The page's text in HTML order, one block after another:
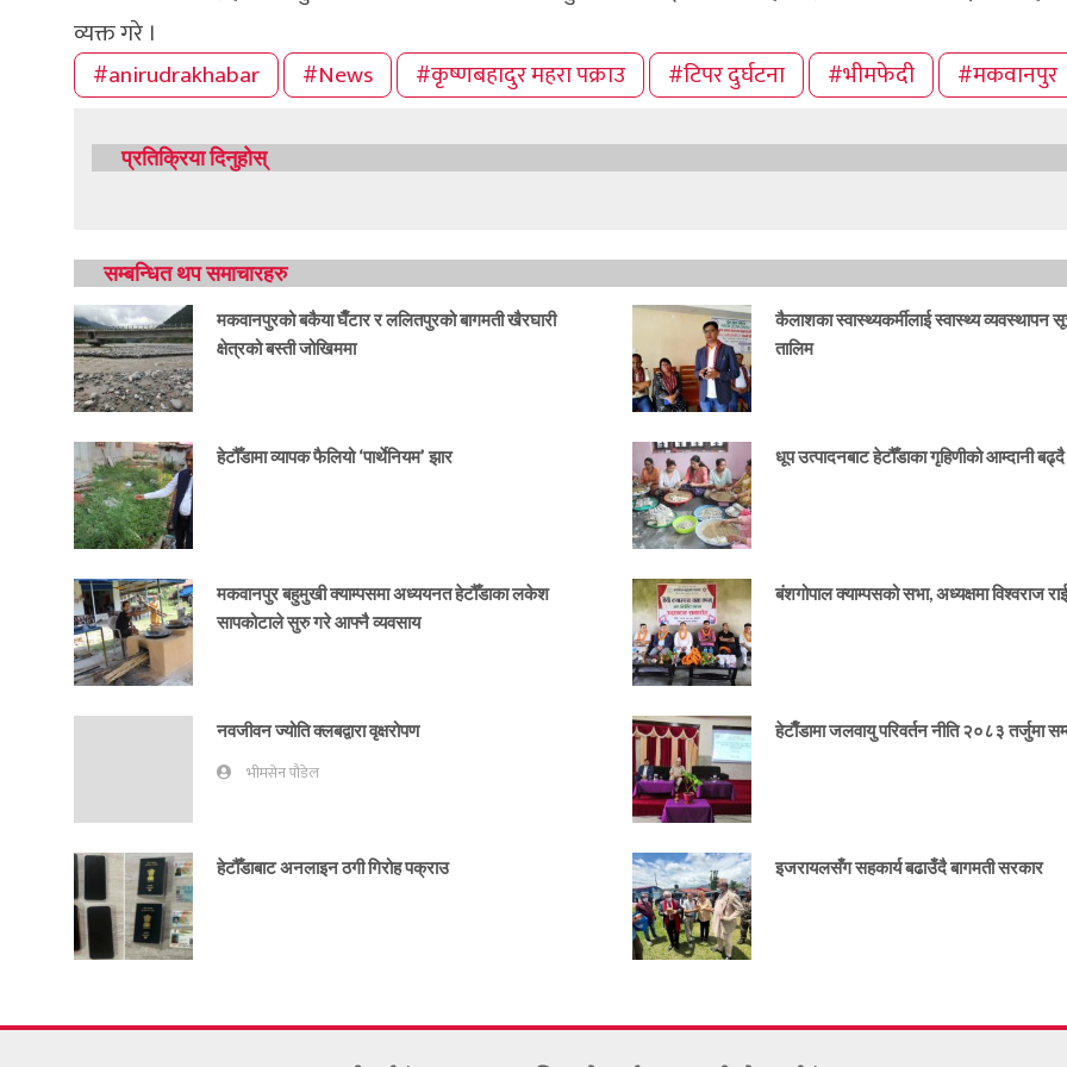
व्यक्त गरे ।
#anirudrakhabar
#News #कृष्णबहादुर महरा पक्राउ #टिपर दुर्घटना #भीमफेदी #मकवानपुर
प्रतिक्रिया दिनुहोस्
सम्बन्धित थप समाचारहरु
मकवानपुरको बकैया घैँटार र ललितपुरको बागमती खैरघारी
क्षेत्रको बस्ती जोखिममा
कैलाशका स्वास्थ्यकर्मीलाई स्वास्थ्य व्यवस्थापन
तालिम
हेटौँडामा व्यापक फैलियो ‘पार्थेनियम’ झार धूप उत्पादनबाट हेटौँडाका गृहिणीको आम्दानी बढ्दै
मकवानपुर बहुमुखी क्याम्पसमा अध्ययनत हेटौँडाका लकेश
सापकोटाले सुरु गरे आफ्नै व्यवसाय
बंशगोपाल क्याम्पसको सभा, अध्यक्षमा विश्वराज
नवजीवन ज्योति क्लबद्वारा वृक्षरोपण
भीमसेन पौडेल
हेटाैँडामा जलवायु परिवर्तन नीति २०८३ तर्जुमा
हेटौँडाबाट अनलाइन ठगी गिरोह पक्राउ इजरायलसँग सहकार्य बढाउँदै बागमती सरकार